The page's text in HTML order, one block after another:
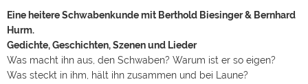
Eine heitere Schwabenkunde mit Berthold Biesinger & Bernhard
Hurm.
Gedichte, Geschichten, Szenen und Lieder
Was macht ihn aus, den Schwaben? Warum ist er so eigen?
Was steckt in ihm, hält ihn zusammen und bei Laune?